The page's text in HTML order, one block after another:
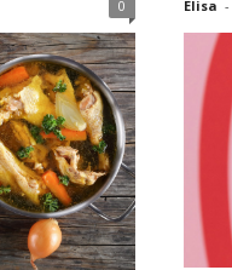
0 Elisa -